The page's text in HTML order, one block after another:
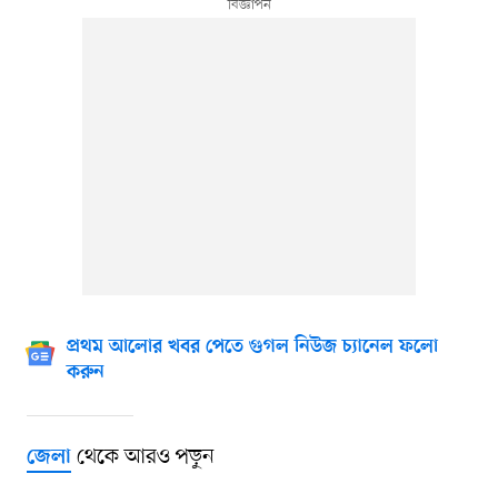
প্রথম আলোর খবর পেতে গুগল নিউজ চ্যানেল ফলো
করুন
জেলাথেকে আরও পড়ুন